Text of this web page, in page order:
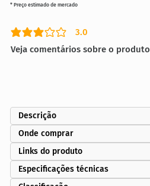
3.0
classificação média é 3 de 5
Veja comentários sobre o produto
* Preço estimado de mercado
Descrição
Onde comprar
Links do produto
Especificações técnicas